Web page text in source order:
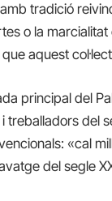
tradició
o la
aquest
principal del
treballadors del
«cal
del segle